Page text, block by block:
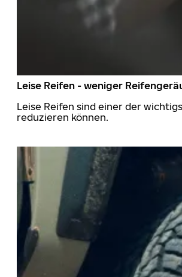
Leise Reifen - weniger
Leise Reifen sind einer der
reduzieren können.